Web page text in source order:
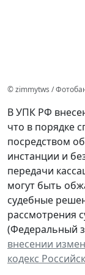
© zimmytws /
В УПК РФ
что в порядке
посредством
инстанции и
передачи
могут быть
судебные
рассмотрения
(Федеральный
внесении
кодекс